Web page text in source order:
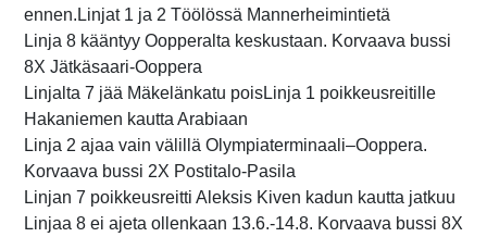
ennen.Linjat 1 ja 2 Töölössä Mannerheimintietä
Linja 8 kääntyy Oopperalta keskustaan. Korvaava bussi
8X Jätkäsaari-Ooppera
Linjalta 7 jää Mäkelänkatu poisLinja 1 poikkeusreitille
Hakaniemen kautta Arabiaan
Linja 2 ajaa vain välillä Olympiaterminaali–Ooppera.
Korvaava bussi 2X Postitalo-Pasila
Linjan 7 poikkeusreitti Aleksis Kiven kadun kautta jatkuu
Linjaa 8 ei ajeta ollenkaan 13.6.-14.8. Korvaava bussi 8X